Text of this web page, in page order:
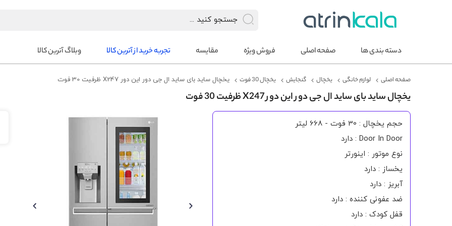
دسته بندی ها
صفحه اصلی فروش ویژه مقایسه تجربه خرید از آترین کالا وبلاگ آترین کالا
صفحه اصلی لوازم خانگی یخچال گنجایش یخچال 30 فوت یخچال ساید بای ساید ال جی دور این دور X247 ظرفیت 30 فوت
یخچال ساید بای ساید ال جی دور این دور X247 ظرفیت 30 فوت
حجم یخچال : 30 فوت - 668 لیتر
Door In Door : دارد
نوع موتور : اینورتر
یخساز : دارد
آبریز : دارد
ضد عفونی کننده : دارد
قفل کودک : دارد